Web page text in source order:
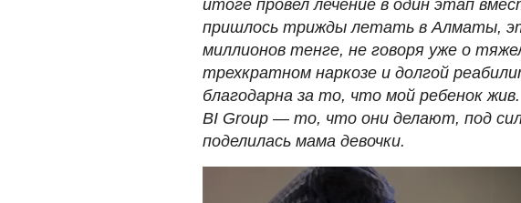
итоге провел лечение в один этап
пришлось трижды летать в Алматы,
миллионов тенге, не говоря уже о
трехкратном наркозе и долгой
благодарна за то, что мой ребенок
BI Group — то, что они делают, под
поделилась мама девочки.